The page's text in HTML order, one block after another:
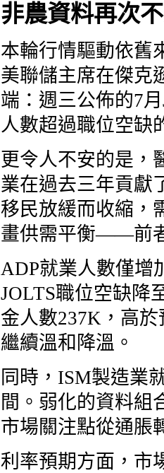
非農資料再次
本輪行情驅動依舊
美聯儲主席在傑克
端：週三公佈的7
人數超過職位空缺
更令人不安的是，
業在過去三年貢獻
移民放緩而收縮，
畫供需平衡——前
ADP就業人數僅增
JOLTS職位空缺降
金人數237K，高
繼續溫和降溫。
同時，ISM製造業
間。弱化的資料組
市場關注點從通脹
利率預期方面，市